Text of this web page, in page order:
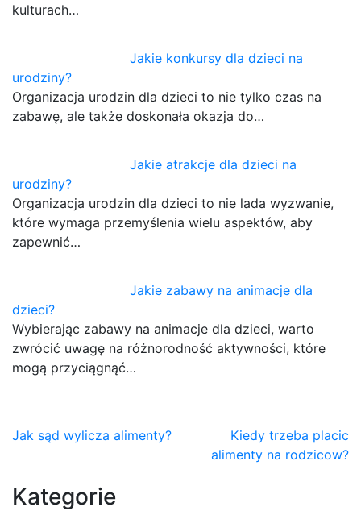
kulturach…
Jakie konkursy dla dzieci na
urodziny?
Organizacja urodzin dla dzieci to nie tylko czas na
zabawę, ale także doskonała okazja do…
Jakie atrakcje dla dzieci na
urodziny?
Organizacja urodzin dla dzieci to nie lada wyzwanie,
które wymaga przemyślenia wielu aspektów, aby
zapewnić…
Jakie zabawy na animacje dla
dzieci?
Wybierając zabawy na animacje dla dzieci, warto
zwrócić uwagę na różnorodność aktywności, które
mogą przyciągnąć…
Nawigacja
Jak sąd wylicza alimenty?
Kiedy trzeba placic
alimenty na rodzicow?
Kategorie